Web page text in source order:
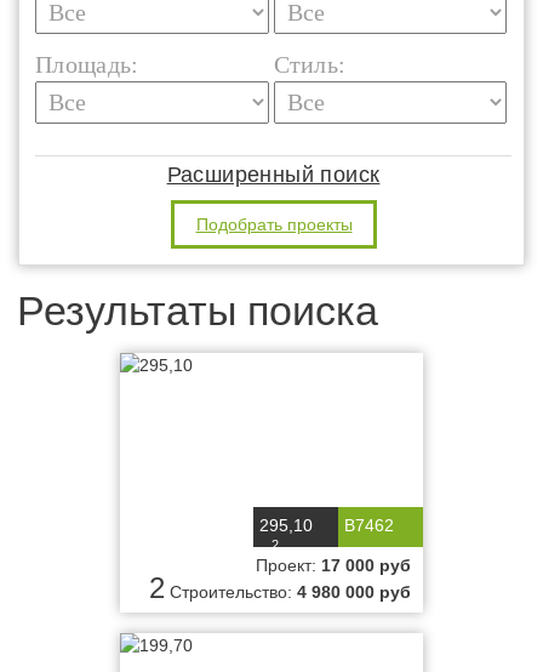
Площадь: Стиль:
Расширенный поиск
Подобрать проекты
Результаты поиска
B7462
295,10
м2
2
Проект: 17 000 руб
Строительство: 4 980 000 руб